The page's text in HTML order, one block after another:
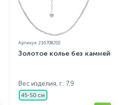
Артикул: 216708202
Золотое колье без камней
Вес изделия, г.: 7,9
45-50 см